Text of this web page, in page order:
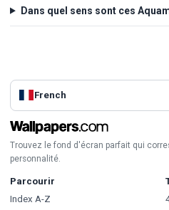
Dans quel sens sont ces
French
Trouvez le fond d'écran parfait qui
personnalité.
Parcourir
Index A-Z